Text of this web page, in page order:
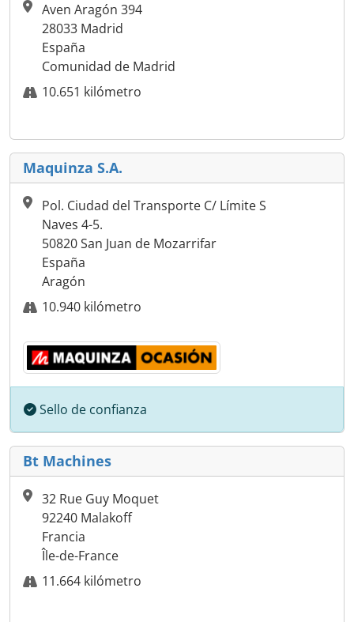
Aven Aragón 394
28033 Madrid
España
Comunidad de Madrid
10.651 kilómetro
Maquinza S.A.
Pol. Ciudad del Transporte C/ Límite S
Naves 4-5.
50820 San Juan de Mozarrifar
España
Aragón
10.940 kilómetro
Sello de confianza
Bt Machines
32 Rue Guy Moquet
92240 Malakoff
Francia
Île-de-France
11.664 kilómetro